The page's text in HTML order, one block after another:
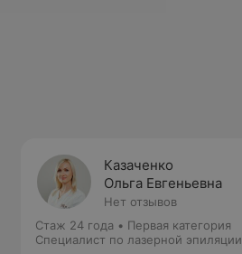
Казаченко
Ольга Евгеньевна
Нет отзывов
Стаж 24 года • Первая категория
Специалист по лазерной эпиляции